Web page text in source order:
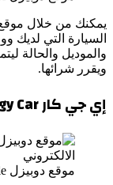
يمكنك من خلال موقع
السيارة التي
والموديل والحالة
ويقرر شرائها.
إي جي كارCar
موقع دوبيزل Dubizzle الالكتروني